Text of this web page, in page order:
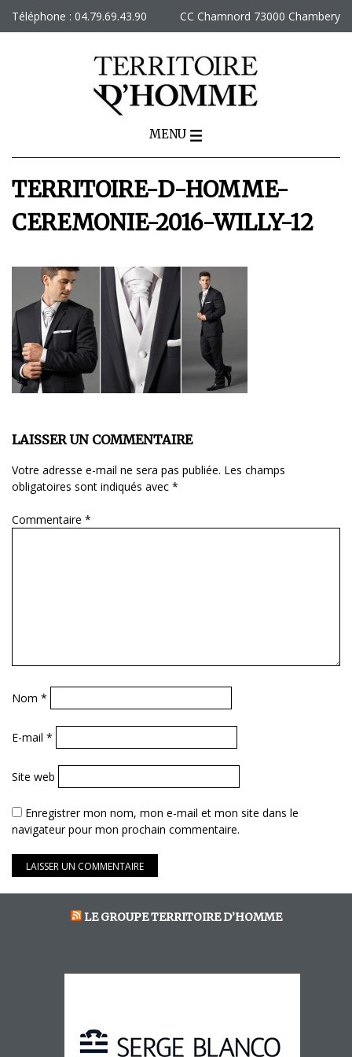
Téléphone : 04.79.69.43.90 CC Chamnord 73000 Chambery
MENU
TERRITOIRE-D-HOMME-
CEREMONIE-2016-WILLY-12
LAISSER UN COMMENTAIRE
Votre adresse e-mail ne sera pas publiée. Les champs
obligatoires sont indiqués avec *
Commentaire *
Nom *
E-mail *
Site web
Enregistrer mon nom, mon e-mail et mon site dans le
navigateur pour mon prochain commentaire.
LE GROUPE TERRITOIRE D’HOMME